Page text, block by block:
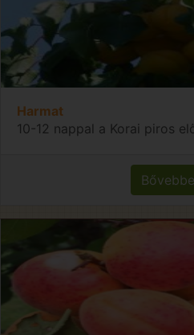
Harmat
10-12 nappal a Korai piros